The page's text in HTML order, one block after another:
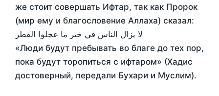
же стоит совершать Ифтар, так как Пророк
(мир ему и благословение Аллаха) сказал:
لا يزال الناس في خير ما عجلوا الفطر
«Люди будут пребывать во благе до тех пор,
пока будут торопиться с ифтаром» (Хадис
достоверный, передали Бухари и Муслим).